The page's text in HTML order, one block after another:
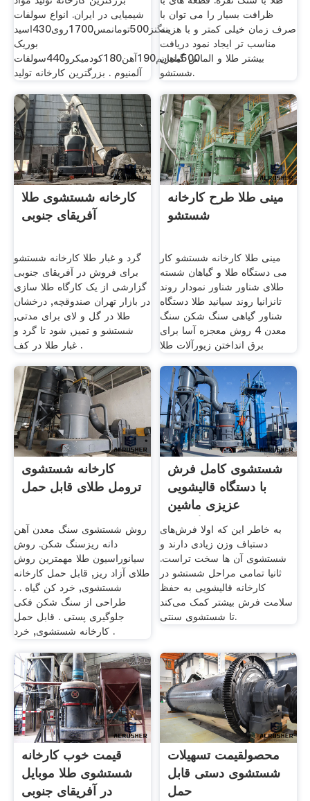
شیمیایی در ایران. انواع سولفات
منگنز500تومانمس1700روی430اسید
بوریک
500منیزیم190آهن180کودمیکرو440سولفات
آلمنیوم . بزرگترین کارخانه تولید
ظرافت بسیار را می توان با
صرف زمان خیلی کمتر و با هزینه
مناسب تر ایجاد نمود دریافت
بیشتر طلا و الماس گیاهان
شستشو.
کارخانه شستشوی طلا
آفریقای جنوبی
گرد و غبار طلا کارخانه شستشو
برای فروش در آفریقای جنوبی
گزارشی از یک کارگاه طلا سازی
در بازار تهران صندوقچه, درخشان
طلا در گل و لای برای مدتی,
شستشو و تمیز, شود تا گرد و
غبار طلا در کف .
مینی طلا طرح کارخانه
شستشو
مینی طلا کارخانه شستشو کار
می دستگاه طلا و گیاهان شسته
طلای شناور شناور نمودار روند
تانزانیا روند سیانید طلا دستگاه
شناور گیاهی سنگ شکن سنگ
معدن 4 روش معجزه آسا برای
برق انداختن زیورآلات طلا
کارخانه شستشوی
ترومل طلای قابل حمل
روش شستشوی سنگ معدن آهن
دانه ریزسنگ شکن. روش
سیانوراسیون طلا مهمترین روش
طلای آزاد ریز, قابل حمل کارخانه
شستشوی, خرد کن گیاه . .
طراحی از سنگ شکن فکی
جلوگیری پستی . قابل حمل
کارخانه شستشوی, خرد .
شستشوی کامل فرش
با دستگاه قالیشویی
عزیزی ماشین
خبرگزاری
به خاطر این که اولا فرش‌های
دستباف وزن زیادی دارند و
شستشوی آن ها سخت تراست.
ثانیا تمامی مراحل شستشو در
کارخانه قالیشویی به حفظ
سلامت فرش بیشتر کمک می‌کند
تا شستشوی سنتی.
قیمت خوب کارخانه
شستشوی طلا موبایل
در آفریقای جنوبی
محصولقیمت تسهیلات
شستشوی دستی قابل
حمل